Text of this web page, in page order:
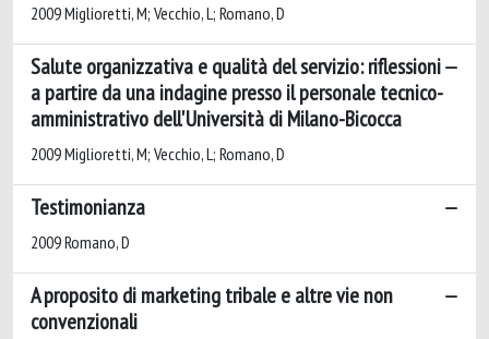
2009 Miglioretti, M; Vecchio, L; Romano, D
Salute organizzativa e qualità del servizio: riflessioni
a partire da una indagine presso il personale tecnico-
amministrativo dell'Università di Milano-Bicocca
2009 Miglioretti, M; Vecchio, L; Romano, D
Testimonianza
2009 Romano, D
A proposito di marketing tribale e altre vie non
convenzionali